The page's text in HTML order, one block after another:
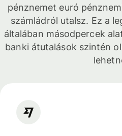
pénznemet euró
számládról utalsz. Ez a
általában másodpercek
banki átutalások szintén